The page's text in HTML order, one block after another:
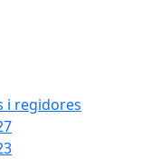
i regidores